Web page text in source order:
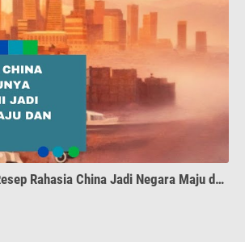
Dulu Miskin, Apa Resep Rahasia China Jadi Negara Maju dan Inovatif?